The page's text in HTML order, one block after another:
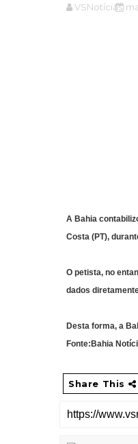
VSNotícias
A Bahia
Costa (PT),
O petista, no
dados
Desta forma, a
Fonte:Bahia
Share This